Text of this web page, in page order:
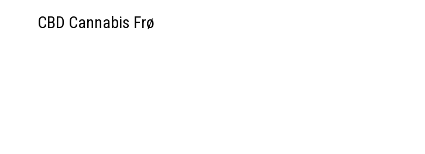
CBD Cannabis Frø